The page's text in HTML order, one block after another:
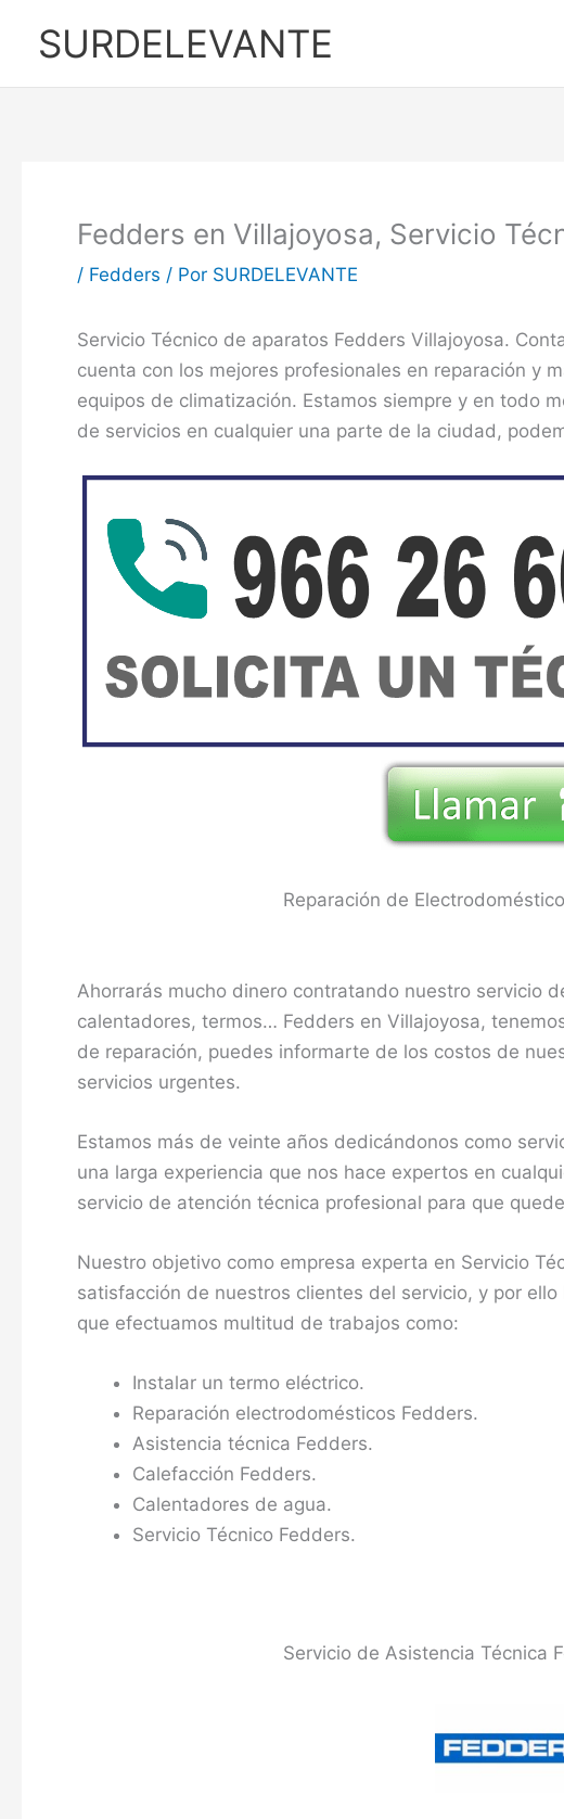
SURDELEVANTE
Fedders en Villajoyosa, Servicio
/ Fedders / Por SURDELEVANTE
Servicio Técnico de aparatos Fedders Villajoyosa.
cuenta con los mejores profesionales en reparación y
equipos de climatización. Estamos siempre y en todo
de servicios en cualquier una parte de la ciudad,
Reparación de
Ahorrarás mucho dinero contratando nuestro servicio
calentadores, termos… Fedders en Villajoyosa,
de reparación, puedes informarte de los costos de
servicios urgentes.
Estamos más de veinte años dedicándonos como
una larga experiencia que nos hace expertos en
servicio de atención técnica profesional para que
Nuestro objetivo como empresa experta en Servicio
satisfacción de nuestros clientes del servicio, y por
que efectuamos multitud de trabajos como:
Instalar un termo eléctrico.
Reparación electrodomésticos Fedders.
Asistencia técnica Fedders.
Calefacción Fedders.
Calentadores de agua.
Servicio Técnico Fedders.
Servicio de Asistencia Técnica